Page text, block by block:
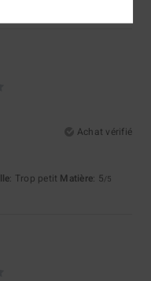
Achat vérifié
: Trop petit Matière: 5/5